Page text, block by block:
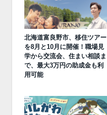
北海道富良野市、移住ツアー
を8月と10月に開催！職場見
学から交流会、住まい相談ま
で、最大3万円の助成金も利
用可能